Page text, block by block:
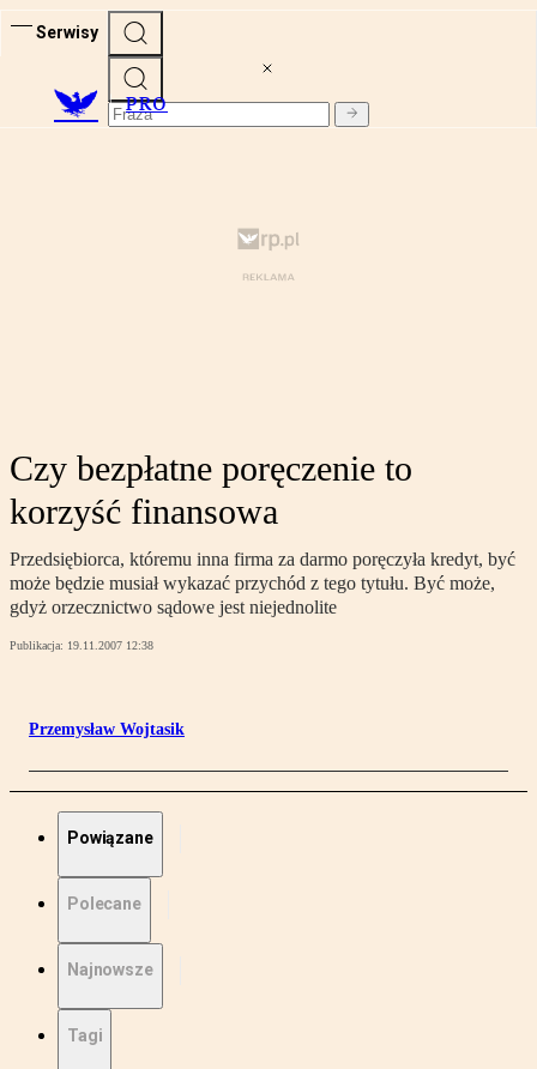
Serwisy
PRO
Czy bezpłatne poręczenie to
korzyść finansowa
Przedsiębiorca, któremu inna firma za darmo poręczyła kredyt, być
może będzie musiał wykazać przychód z tego tytułu. Być może,
gdyż orzecznictwo sądowe jest niejednolite
Publikacja: 19.11.2007 12:38
Przemysław Wojtasik
Powiązane
Polecane
Najnowsze
Tagi